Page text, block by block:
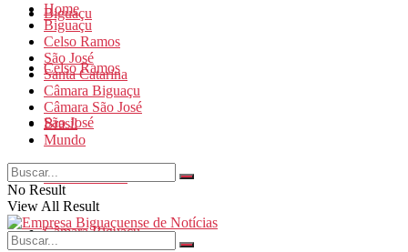
Biguaçu
Celso Ramos
São José
Santa Catarina
Câmara Biguaçu
Home
Biguaçu
Celso Ramos
São José
Santa Catarina
Câmara Biguaçu
Câmara São José
Brasil
Mundo
No Result
View All Result